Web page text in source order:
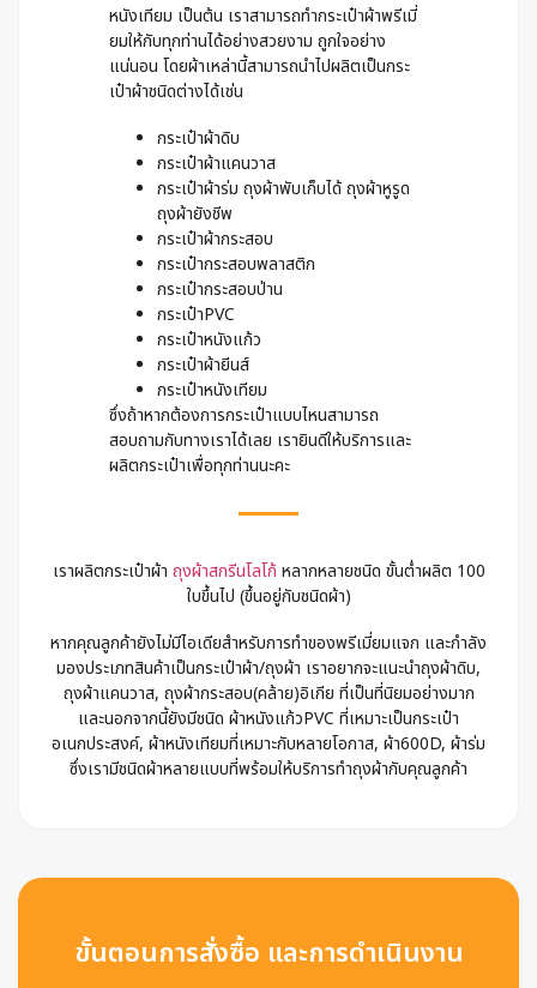
หนังเทียม เป็นต้น เราสามารถทำกระเป๋าผ้าพรีเมี่
ยมให้กับทุกท่านได้อย่างสวยงาม ถูกใจอย่าง
แน่นอน โดยผ้าเหล่านี้สามารถนำไปผลิตเป็นกระ
เป๋าผ้าชนิดต่างได้เช่น
กระเป๋าผ้าดิบ
กระเป๋าผ้าแคนวาส
กระเป๋าผ้าร่ม ถุงผ้าพับเก็บได้ ถุงผ้าหูรูด
ถุงผ้ายังชีพ
กระเป๋าผ้ากระสอบ
กระเป๋ากระสอบพลาสติก
กระเป๋ากระสอบป่าน
กระเป๋าPVC
กระเป๋าหนังแก้ว
กระเป๋าผ้ายีนส์
กระเป๋าหนังเทียม
ซึ่งถ้าหากต้องการกระเป๋าแบบไหนสามารถ
สอบถามกับทางเราได้เลย เรายินดีให้บริการและ
ผลิตกระเป๋าเพื่อทุกท่านนะคะ
เราผลิตกระเป๋าผ้า ถุงผ้าสกรีนโลโก้ หลากหลายชนิด ขั้นต่ำผลิต 100
ใบขึ้นไป (ขึ้นอยู่กับชนิดผ้า)
หากคุณลูกค้ายังไม่มีไอเดียสำหรับการทำของพรีเมี่ยมแจก และกำลัง
มองประเภทสินค้าเป็นกระเป๋าผ้า/ถุงผ้า เราอยากจะแนะนำถุงผ้าดิบ,
ถุงผ้าแคนวาส, ถุงผ้ากระสอบ(คล้าย)อิเกีย ที่เป็นที่นิยมอย่างมาก
และนอกจากนี้ยังมีชนิด ผ้าหนังแก้วPVC ที่เหมาะเป็นกระเป๋า
อเนกประสงค์, ผ้าหนังเทียมที่เหมาะกับหลายโอกาส, ผ้า600D, ผ้าร่ม
ซึ่งเรามีชนิดผ้าหลายแบบที่พร้อมให้บริการทำถุงผ้ากับคุณลูกค้า
ขั้นตอนการสั่งซื้อ และการดำเนินงาน